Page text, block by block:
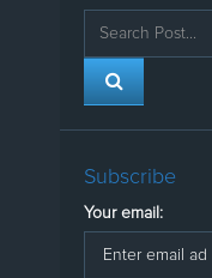
Subscribe
Your email: